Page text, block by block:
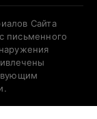
Сайта
письменного